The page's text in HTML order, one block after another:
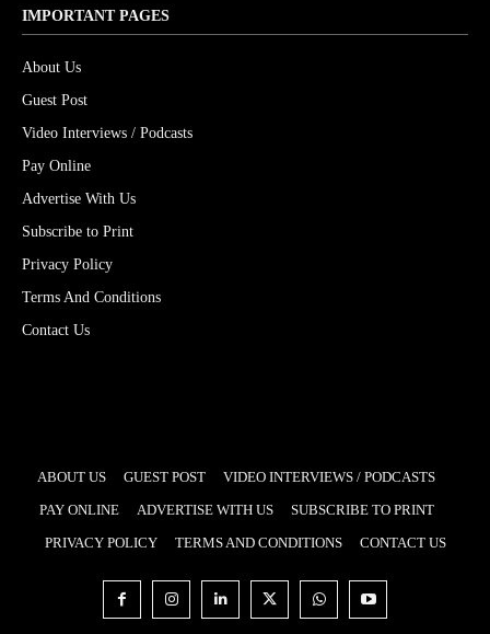
IMPORTANT PAGES
About Us
Guest Post
Video Interviews / Podcasts
Pay Online
Advertise With Us
Subscribe to Print
Privacy Policy
Terms And Conditions
Contact Us
ABOUT US GUEST POST
VIDEO INTERVIEWS / PODCASTS
PAY ONLINE
ADVERTISE WITH US
SUBSCRIBE TO PRINT
PRIVACY POLICY
TERMS AND CONDITIONS CONTACT US